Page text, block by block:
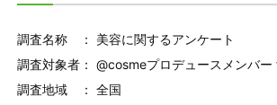
調査名称 ： 美容に関するアンケート
調査対象者： @cosmeプロデュースメンバ
調査地域 ： 全国